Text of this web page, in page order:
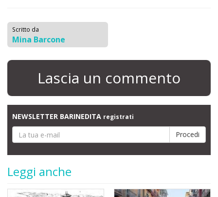
Scritto da
Mina Barcone
Lascia un commento
NEWSLETTER BARINEDITA registrati
Leggi anche